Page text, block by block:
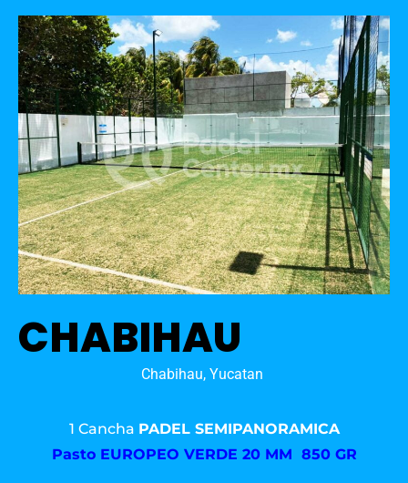
CHABIHAU
Chabihau, Yucatan
1 Cancha PADEL SEMIPANORAMICA
Pasto EUROPEO VERDE 20 MM 850 GR